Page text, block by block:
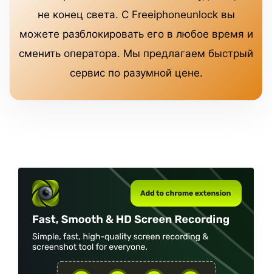
не конец света. С Freeiphoneunlock вы
можете разблокировать его в любое время и
сменить оператора. Мы предлагаем быстрый
сервис по разумной цене.